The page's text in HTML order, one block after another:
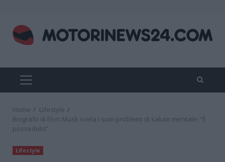
content
PRIMARY
MENU
Home
Lifestyle
Biografo di Elon Musk svela i suoi problemi di salute mentale: “È
posseduto”
Lifestyle